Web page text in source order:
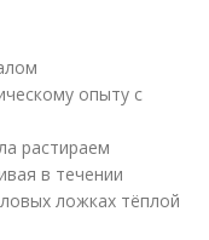
опыту с
растираем
в течении
ложках тёплой